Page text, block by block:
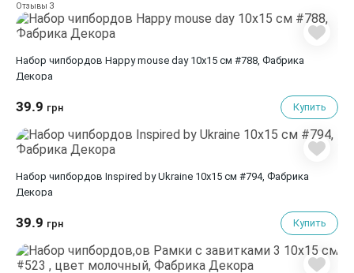
Отзывы 3
Набор чипбордов Happy mouse day 10х15 см #788, Фабрика
Декора
39.9 грн Купить
Набор чипбордов Inspired by Ukraine 10х15 см #794, Фабрика
Декора
39.9 грн Купить